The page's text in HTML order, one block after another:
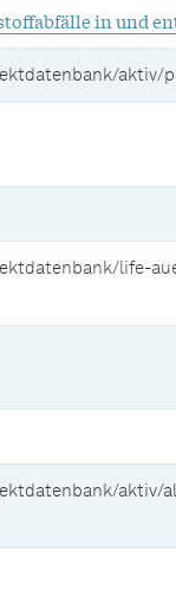
in und
aktiv/
life-
aktiv/